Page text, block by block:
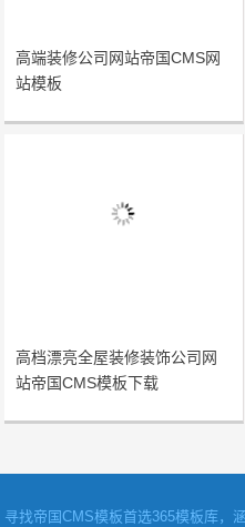
高端装修公司网站帝国CMS网
站模板
高档漂亮全屋装修装饰公司网
站帝国CMS模板下载
寻找帝国CMS模板首选365模板库，